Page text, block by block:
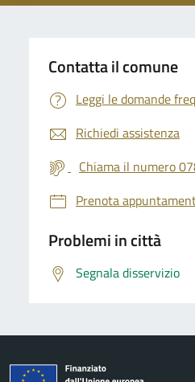
Contatta il comune
Leggi le domande
Richiedi assistenza
Chiama il numero
Prenota
Problemi in città
Segnala disservizio